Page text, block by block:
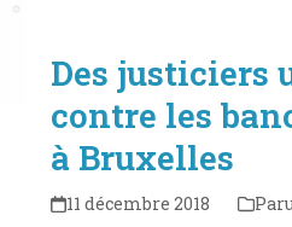
Des justiciers
contre les
à Bruxelles
11 décembre 2018